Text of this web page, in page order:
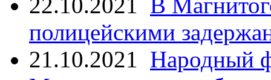
полицейскими
21.10.2021 Народный